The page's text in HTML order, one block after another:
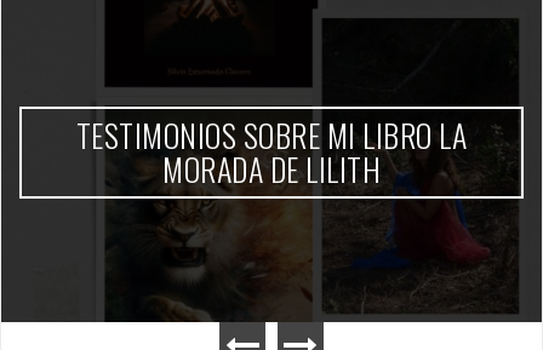
TESTIMONIOS SOBRE MI LIBRO LA
MORADA DE LILITH